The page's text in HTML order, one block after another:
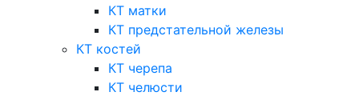
КТ матки
КТ предстательной железы
КТ костей
КТ черепа
КТ челюсти